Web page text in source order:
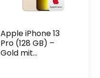
Apple iPhone 13
Pro (128 GB) –
Gold mit